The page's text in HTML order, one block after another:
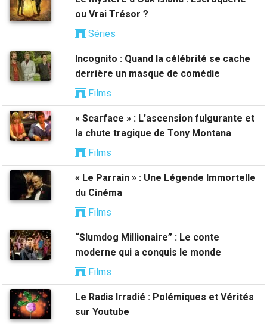
ou Vrai Trésor ?
Séries
Incognito : Quand la célébrité se cache
derrière un masque de comédie
Films
« Scarface » : L’ascension fulgurante et
la chute tragique de Tony Montana
Films
« Le Parrain » : Une Légende Immortelle
du Cinéma
Films
“Slumdog Millionaire” : Le conte
moderne qui a conquis le monde
Films
Le Radis Irradié : Polémiques et Vérités
sur Youtube